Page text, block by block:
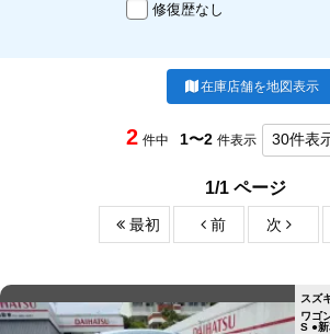
修復歴なし
在庫店舗を地図表示
2 件中 1〜2 件表示
1/1 ページ
最初 前 次
スズ
ワゴ
S ●